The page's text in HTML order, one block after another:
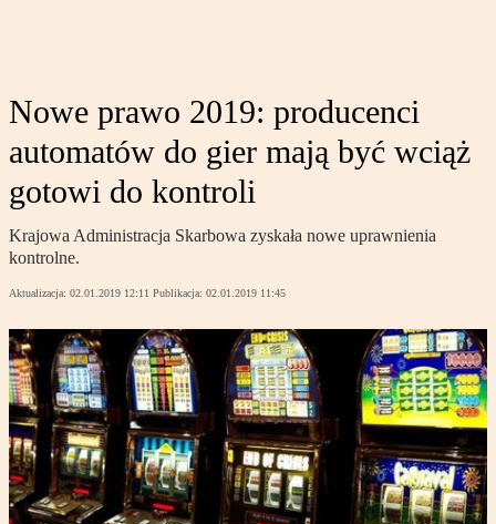
Nowe prawo 2019: producenci
automatów do gier mają być wciąż
gotowi do kontroli
Krajowa Administracja Skarbowa zyskała nowe uprawnienia
kontrolne.
Aktualizacja: 02.01.2019 12:11 Publikacja: 02.01.2019 11:45